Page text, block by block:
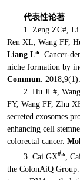
代表性论著
1. Zeng ZC#,
Ren XL, Wang FF,
Liang L*. Cancer-
niche formation by
Commun.
2. Hu JL#,
FY, Wang FF, Zhu
secreted exosomes
enhancing cell
colorectal cancer.
3. Cai GX#*,
the ColonAiQ